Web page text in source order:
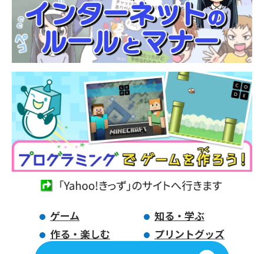
ゲーム
知る・学ぶ
作る・楽しむ
プリントグッズ